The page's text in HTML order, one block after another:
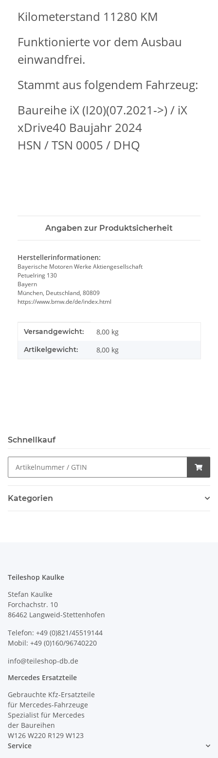
Kilometerstand 11280 KM
Funktionierte vor dem Ausbau
einwandfrei.
Stammt aus folgendem Fahrzeug:
Baureihe iX (I20)(07.2021->) / iX
xDrive40 Baujahr 2024
HSN / TSN 0005 / DHQ
Angaben zur Produktsicherheit
Herstellerinformationen:
Bayerische Motoren Werke Aktiengesellschaft
Petuelring 130
Bayern
München, Deutschland, 80809
https://www.bmw.de/de/index.html
Produkteigenschaft
Wert
Versandgewicht: 8,00 kg
Artikelgewicht: 8,00 kg
Schnellkauf
Kategorien
Teileshop Kaulke
Stefan Kaulke
Forchachstr. 10
86462 Langweid-Stettenhofen
Telefon: +49 (0)821/45519144
Mobil: +49 (0)160/96740220
info@teileshop-db.de
Mercedes Ersatzteile
Gebrauchte Kfz-Ersatzteile
für Mercedes-Fahrzeuge
Spezialist für Mercedes
der Baureihen
W126 W220 R129 W123
Service